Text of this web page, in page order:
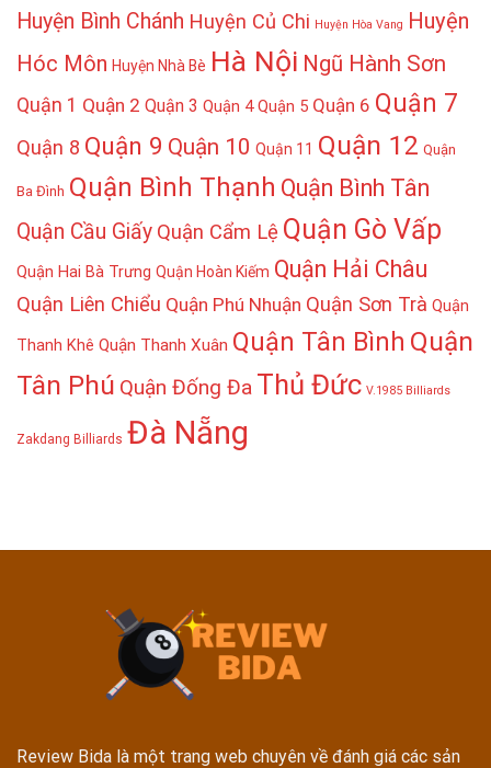
Huyện Bình Chánh Huyện Củ Chi Huyện Hòa Vang Huyện
Hóc Môn Huyện Nhà Bè Hà Nội Ngũ Hành Sơn
Quận 1 Quận 2 Quận 3 Quận 4 Quận 5 Quận 6 Quận 7
Quận 8 Quận 9 Quận 10 Quận 11 Quận 12 Quận
Ba Đình Quận Bình Thạnh Quận Bình Tân
Quận Cầu Giấy Quận Cẩm Lệ Quận Gò Vấp
Quận Hai Bà Trưng Quận Hoàn Kiếm Quận Hải Châu
Quận Liên Chiểu Quận Phú Nhuận Quận Sơn Trà Quận
Thanh Khê Quận Thanh Xuân Quận Tân Bình Quận
Tân Phú Quận Đống Đa Thủ Đức V.1985 Billiards
Zakdang Billiards Đà Nẵng
Review Bida là một trang web chuyên về đánh giá các sản